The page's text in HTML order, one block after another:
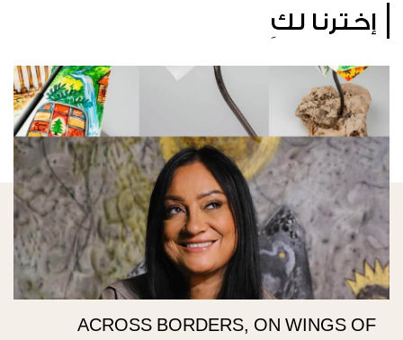
إخترنا لكِ
ACROSS BORDERS, ON WINGS OF